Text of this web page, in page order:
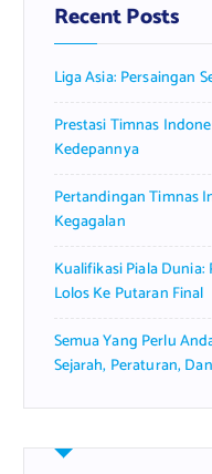
Recent Posts
Liga Asia: Persaingan
Prestasi Timnas
Kedepannya
Pertandingan Timnas
Kegagalan
Kualifikasi Piala
Lolos Ke Putaran Final
Semua Yang Perlu
Sejarah, Peraturan,